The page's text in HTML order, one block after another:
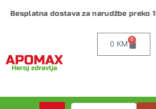
Besplatna dostava za narudžbe preko
0 KM 0